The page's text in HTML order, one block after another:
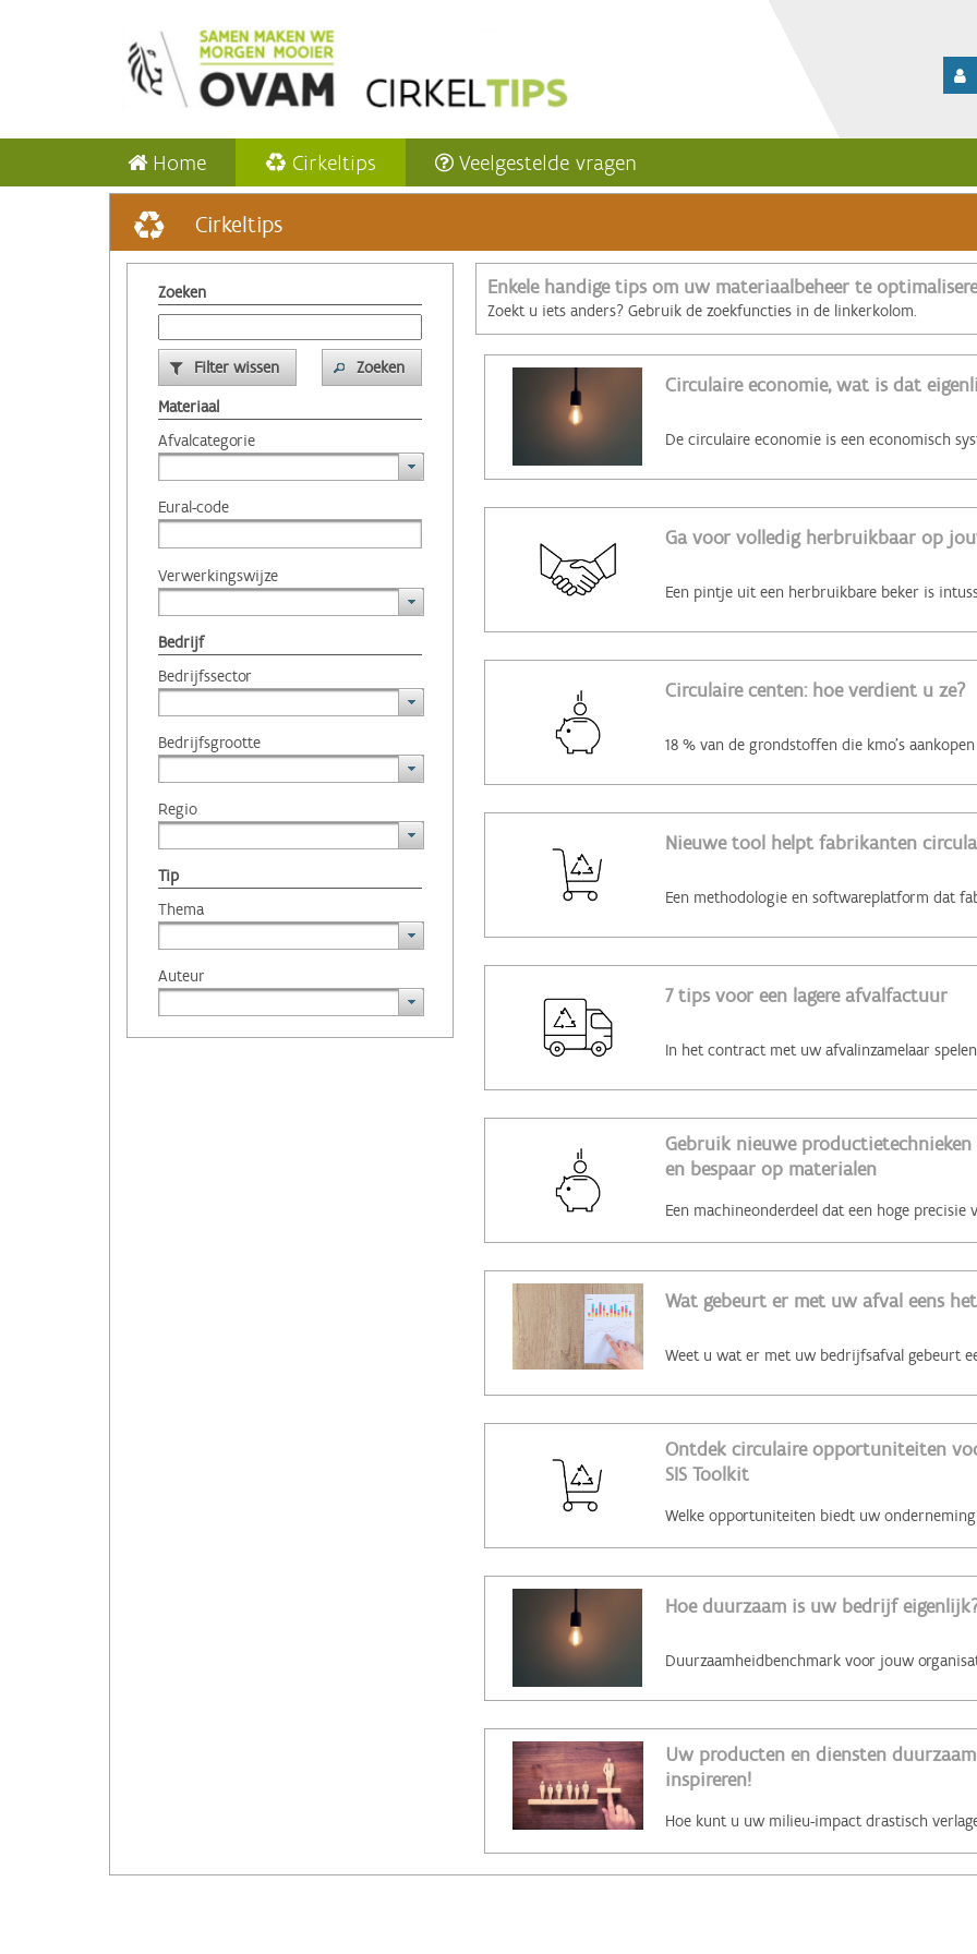
Home Cirkeltips Veelgestelde vragen
Cirkeltips
Zoeken
Filter wissen
Zoeken
Materiaal
Afvalcategorie
Eural-code
Verwerkingswijze
Bedrijf
Bedrijfssector
Bedrijfsgrootte
Regio
Tip
Thema
Auteur
Enkele handige tips om uw materiaalbeheer te
Zoekt u iets anders? Gebruik de zoekfuncties in de linkerkolom.
Circulaire economie, wat is dat
Ga voor volledig herbruikbaar op
Circulaire centen: hoe verdient u ze?
Nieuwe tool helpt fabrikanten
7 tips voor een lagere afvalfactuur
Gebruik nieuwe
en bespaar op materialen
Wat gebeurt er met uw afval eens
Ontdek circulaire opportuniteiten
SIS Toolkit
Hoe duurzaam is uw bedrijf
Uw producten en diensten
inspireren!